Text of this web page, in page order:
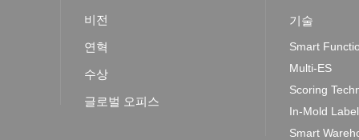
비전
연혁
수상
글로벌 오피스
기술
Smart
Multi-ES
Scoring
In-Mold
Smart